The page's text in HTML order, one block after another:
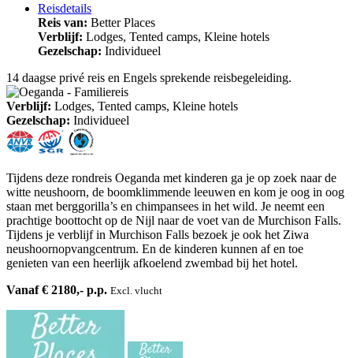
Reisdetails
Reis van: Better Places
Verblijf: Lodges, Tented camps, Kleine hotels
Gezelschap: Individueel
14 daagse privé reis en Engels sprekende reisbegeleiding.
Verblijf: Lodges, Tented camps, Kleine hotels
Gezelschap: Individueel
Tijdens deze rondreis Oeganda met kinderen ga je op zoek naar de
witte neushoorn, de boomklimmende leeuwen en kom je oog in oog
staan met berggorilla’s en chimpansees in het wild. Je neemt een
prachtige boottocht op de Nijl naar de voet van de Murchison Falls.
Tijdens je verblijf in Murchison Falls bezoek je ook het Ziwa
neushoornopvangcentrum. En de kinderen kunnen af en toe
genieten van een heerlijk afkoelend zwembad bij het hotel.
Vanaf € 2180,- p.p. Excl. vlucht